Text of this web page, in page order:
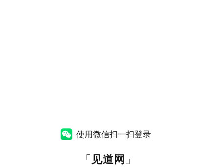
使用微信扫一扫登录
「 见道网 」